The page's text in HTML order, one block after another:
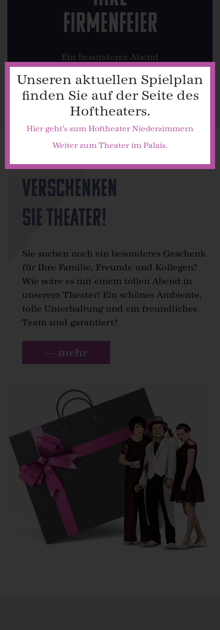
Unseren aktuellen Spielplan
finden Sie auf der Seite des
Hoftheaters.
Hier geht's zum Hoftheater Niederzimmern
Weiter zum Theater im Palais.
Firmenfeier
Ein besonderer Abend
–– mehr
Verschenken
Sie Theater!
Sie suchen noch ein besonderes Geschenk
für Ihre Familie, Freunde und Kollegen?
Wie wäre es mit einem tollen Abend in
unserem Theater? Ein schönes Ambiente,
tolle Unterhaltung und ein freundliches
Team sind garantiert?
–– mehr